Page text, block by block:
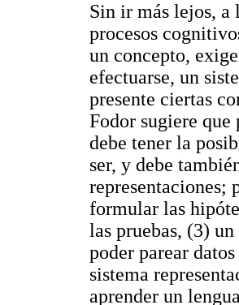
Sin ir más lejos, a
procesos
un concepto,
efectuarse, un
presente ciertas
Fodor sugiere que
debe tener la
ser, y debe
representaciones;
formular las
las pruebas, (3)
poder parear
sistema
aprender un